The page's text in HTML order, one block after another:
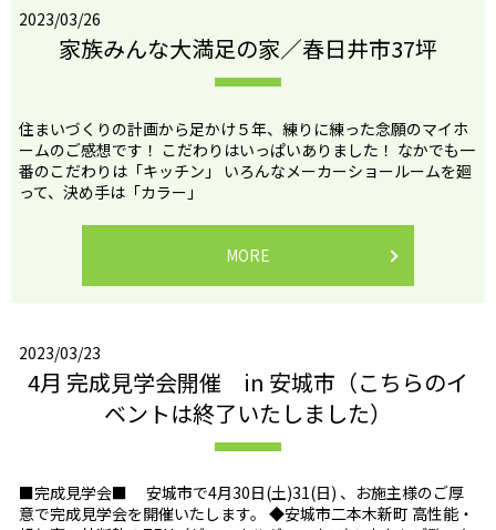
2023/03/26
家族みんな大満足の家／春日井市37坪
住まいづくりの計画から足かけ５年、練りに練った念願のマイホ
ームのご感想です！ こだわりはいっぱいありました！ なかでも一
番のこだわりは「キッチン」 いろんなメーカーショールームを廻
って、決め手は「カラー」
MORE
2023/03/23
4月 完成見学会開催 in 安城市（こちらのイ
ベントは終了いたしました）
■完成見学会■ 安城市で4月30日(土)31(日) 、お施主様のご厚
意で完成見学会を開催いたします。 ◆安城市二本木新町 高性能・